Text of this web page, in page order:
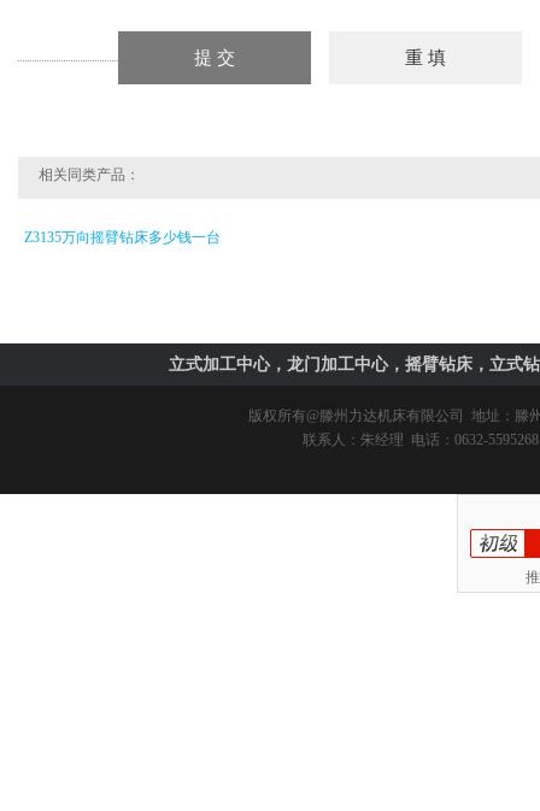
相关同类产品：
Z3135万向摇臂钻床多少钱一台
立式加工中心，龙门加工中心，摇臂钻床，立式
版权所有@滕州力达机床有限公司
地址：滕
联系人：朱经理 电话：0632-